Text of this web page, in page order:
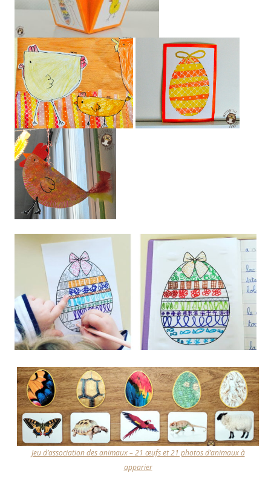
Jeu d’association des animaux – 21 œufs et 21 photos d’animaux à
apparier